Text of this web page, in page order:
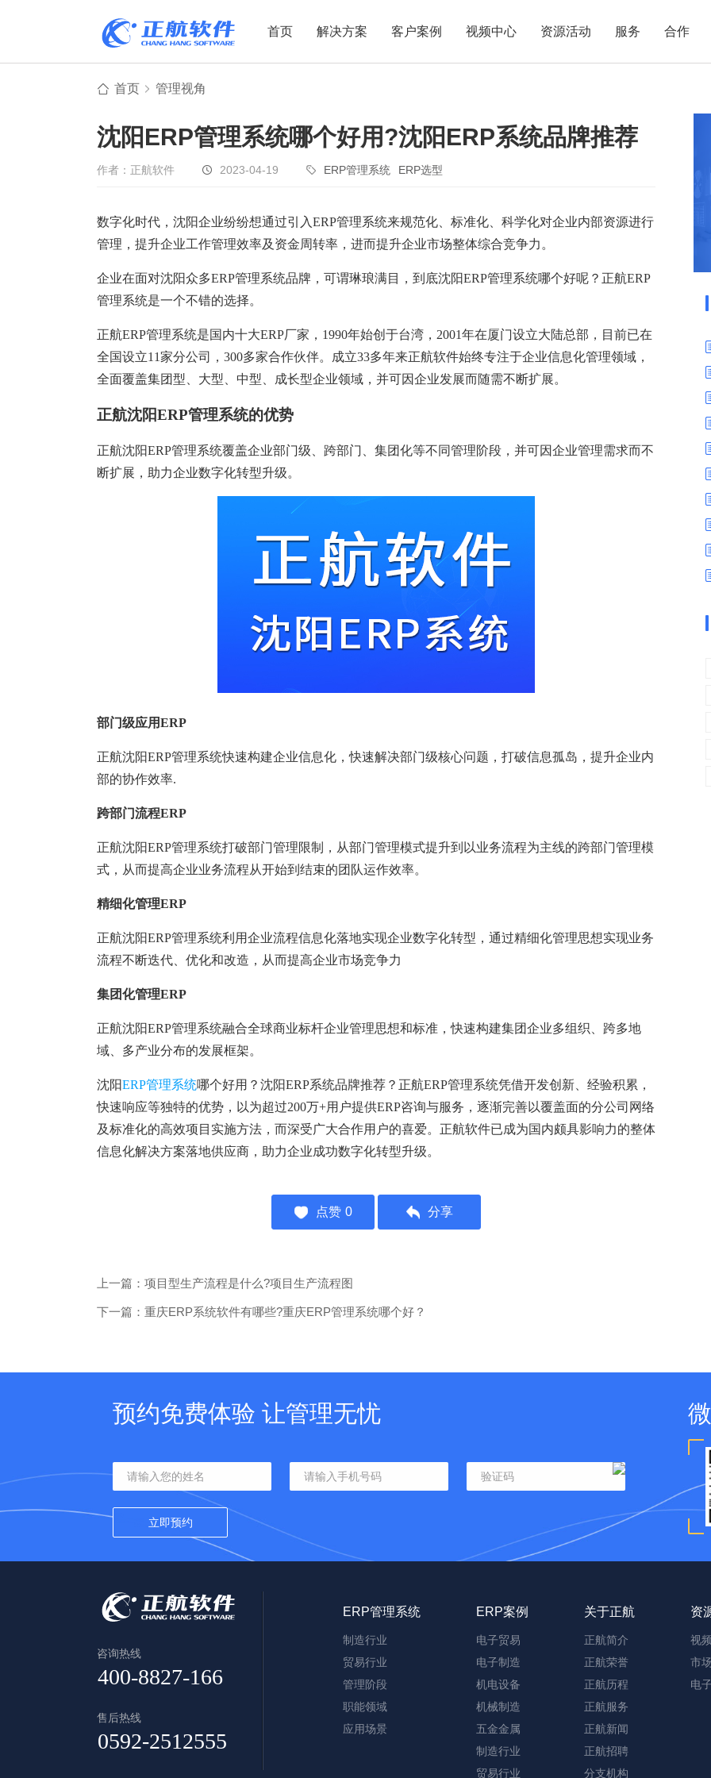
首页 解决方案
设备制造
非标自动化
电子制造
装备制造
机械行业
五金行业
PCB行业
塑胶加工
智能制造
查看更多>
电子贸易
元器件贸易
大宗贸易
IC贸易行业
项目型接单
工贸一体型
整合型贸易
工业设备贸易
查看更多>
生产管理
仓库管理
销售管理
成本核算
财务管理
研发管理
数字车间
进销存管理
APS排程
移动报工
报价接单
物料齐套
数据可视化
替代料管理
客户案例
机电设备 家用电器 电子制造
机械制造 五金金属
视频中心 资源活动
市场活动
服务
售后服务
合作
正航简介
首页 管理视角
沈阳ERP管理系统哪个好用?沈阳ERP系统品牌推荐
作者：正航软件 2023-04-19 ERP管理系统 ERP选型
数字化时代，沈阳企业纷纷想通过引入ERP管理系统来规范化、标准化、科学化对企业内部资源进行
管理，提升企业工作管理效率及资金周转率，进而提升企业市场整体综合竞争力。
企业在面对沈阳众多ERP管理系统品牌，可谓琳琅满目，到底沈阳ERP管理系统哪个好呢？正航ERP
管理系统是一个不错的选择。
正航ERP管理系统是国内十大ERP厂家，1990年始创于台湾，2001年在厦门设立大陆总部，目前已在
全国设立11家分公司，300多家合作伙伴。成立33多年来正航软件始终专注于企业信息化管理领域，
全面覆盖集团型、大型、中型、成长型企业领域，并可因企业发展而随需不断扩展。
正航沈阳ERP管理系统的优势
正航沈阳ERP管理系统覆盖企业部门级、跨部门、集团化等不同管理阶段，并可因企业管理需求而不
断扩展，助力企业数字化转型升级。
部门级应用ERP
正航沈阳ERP管理系统快速构建企业信息化，快速解决部门级核心问题，打破信息孤岛，提升企业内
部的协作效率.
跨部门流程ERP
正航沈阳ERP管理系统打破部门管理限制，从部门管理模式提升到以业务流程为主线的跨部门管理模
式，从而提高企业业务流程从开始到结束的团队运作效率。
精细化管理ERP
正航沈阳ERP管理系统利用企业流程信息化落地实现企业数字化转型，通过精细化管理思想实现业务
流程不断迭代、优化和改造，从而提高企业市场竞争力
集团化管理ERP
正航沈阳ERP管理系统融合全球商业标杆企业管理思想和标准，快速构建集团企业多组织、跨多地
域、多产业分布的发展框架。
沈阳ERP管理系统哪个好用？沈阳ERP系统品牌推荐？正航ERP管理系统凭借开发创新、经验积累，
快速响应等独特的优势，以为超过200万+用户提供ERP咨询与服务，逐渐完善以覆盖面的分公司网络
及标准化的高效项目实施方法，而深受广大合作用户的喜爱。正航软件已成为国内颇具影响力的整体
信息化解决方案落地供应商，助力企业成功数字化转型升级。
点赞 0 分享
上一篇：项目型生产流程是什么?项目生产流程图
下一篇：重庆ERP系统软件有哪些?重庆ERP管理系统哪个好？
预约免费体验 让管理无忧
咨询热线
售后热线
ERP管理系统
制造行业
贸易行业
管理阶段
职能领域
应用场景
ERP案例
电子贸易
电子制造
机电设备
机械制造
五金金属
制造行业
贸易行业
关于正航
正航简介
正航荣誉
正航历程
正航服务
正航新闻
正航招聘
分支机构
资
视
市
电